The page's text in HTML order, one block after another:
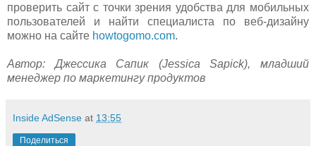
проверить сайт с точки зрения удобства для мобильных
пользователей и найти специалиста по веб-дизайну
можно на сайте howtogomo.com.
Автор: Джессика Сапик (Jessica Sapick), младший
менеджер по маркетингу продуктов
Inside AdSense at 13:55
Поделиться